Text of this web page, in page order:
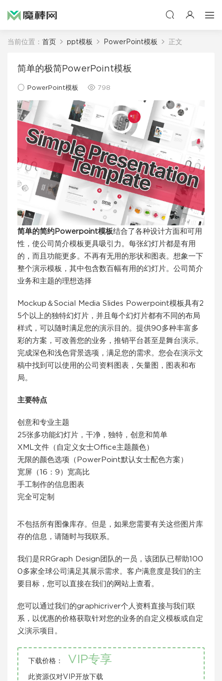
当前位置： 首页 ppt模板 PowerPoint模板 正文
简单的极简PowerPoint模板
PowerPoint模板 798
简单的简约Powerpoint模板结合了各种设计方面和可用
性，使公司简介模板更具吸引力。每张幻灯片都是有用
的，而且功能更多。不再有无用的形状和图表。想象一下
整个演示模板，其中包含数百幅有用的幻灯片。公司简介
业务和主题的理想选择
Mockup＆Social Media Slides Powerpoint模板具有2
5个以上的独特幻灯片，并且每个幻灯片都有不同的布局
样式，可以随时满足您的演示目的。提供90多种丰富多
彩的方案，可改善您的业务，推销平台甚至是舞台演示。
完成深色和浅色背景选项，满足您的需求。您会在演示文
稿中找到可以使用的公司资料图表，矢量图，图表和布
局。
主要特点
创意和专业主题
25张多功能幻灯片，干净，独特，创意和简单
XML文件（自定义女士Office主题颜色）
无限的颜色选项（PowerPoint默认女士配色方案）
宽屏（16：9）宽高比
手工制作的信息图表
完全可定制
不包括所有图像库存。但是，如果您需要有关这些图片库
存的信息，请随时与我联系。
我们是RRGraph Design团队的一员，该团队已帮助100
0多家全球公司满足其展示需求。客户满意度是我们的主
要目标，您可以直接在我们的网站上查看。
您可以通过我们的graphicriver个人资料直接与我们联
系，以优惠的价格获取针对您的业务的自定义模板或自定
义演示项目。
下载价格： VIP专享
此资源仅对VIP开放下载